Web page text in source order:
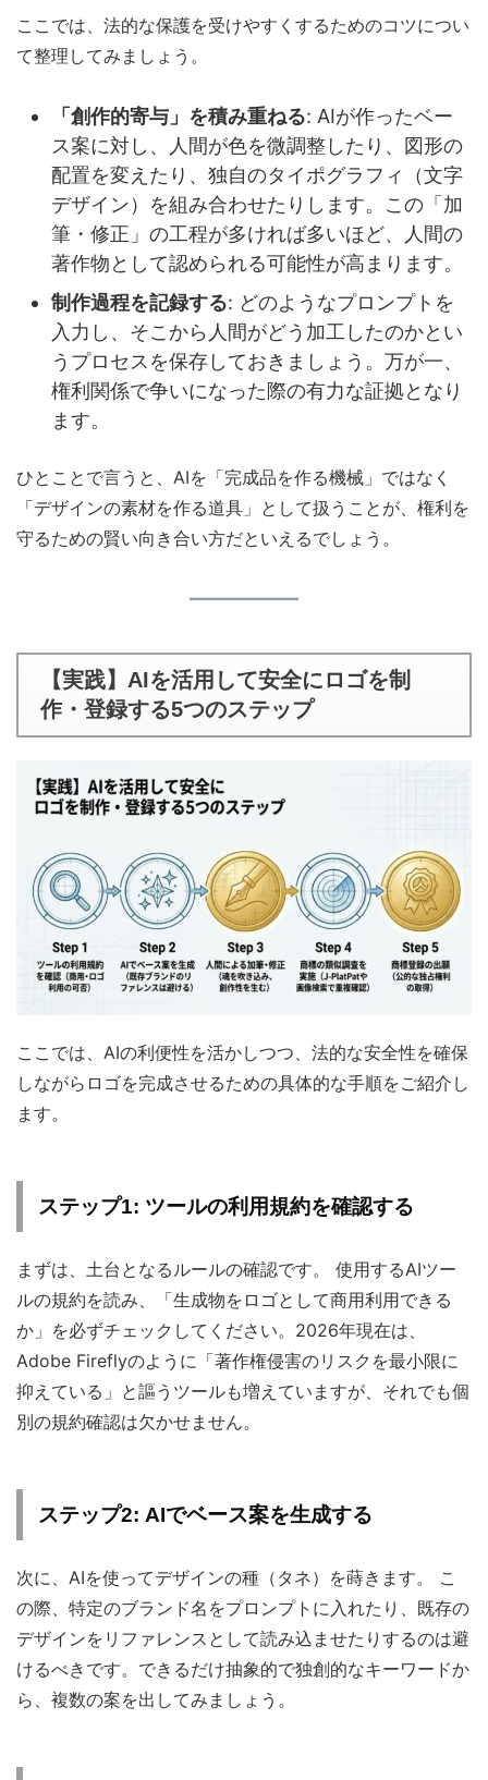
ここでは、法的な保護を受けやすくするためのコツについ
て整理してみましょう。
「創作的寄与」を積み重ねる: AIが作ったベー
ス案に対し、人間が色を微調整したり、図形の
配置を変えたり、独自のタイポグラフィ（文字
デザイン）を組み合わせたりします。この「加
筆・修正」の工程が多ければ多いほど、人間の
著作物として認められる可能性が高まります。
制作過程を記録する: どのようなプロンプトを
入力し、そこから人間がどう加工したのかとい
うプロセスを保存しておきましょう。万が一、
権利関係で争いになった際の有力な証拠となり
ます。
ひとことで言うと、AIを「完成品を作る機械」ではなく
「デザインの素材を作る道具」として扱うことが、権利を
守るための賢い向き合い方だといえるでしょう。
【実践】AIを活用して安全にロゴを制
作・登録する5つのステップ
ここでは、AIの利便性を活かしつつ、法的な安全性を確保
しながらロゴを完成させるための具体的な手順をご紹介し
ます。
ステップ1: ツールの利用規約を確認する
まずは、土台となるルールの確認です。 使用するAIツー
ルの規約を読み、「生成物をロゴとして商用利用できる
か」を必ずチェックしてください。2026年現在は、
Adobe Fireflyのように「著作権侵害のリスクを最小限に
抑えている」と謳うツールも増えていますが、それでも個
別の規約確認は欠かせません。
ステップ2: AIでベース案を生成する
次に、AIを使ってデザインの種（タネ）を蒔きます。 こ
の際、特定のブランド名をプロンプトに入れたり、既存の
デザインをリファレンスとして読み込ませたりするのは避
けるべきです。できるだけ抽象的で独創的なキーワードか
ら、複数の案を出してみましょう。